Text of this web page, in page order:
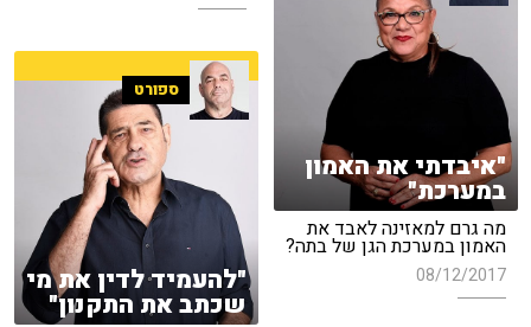
"איבדתי את האמון
במערכת"
מה גרם למאזינה לאבד את
האמון במערכת הגן של בתה?
08/12/2017
ספורט
"להעמיד לדין את מי
שכתב את התקנון"